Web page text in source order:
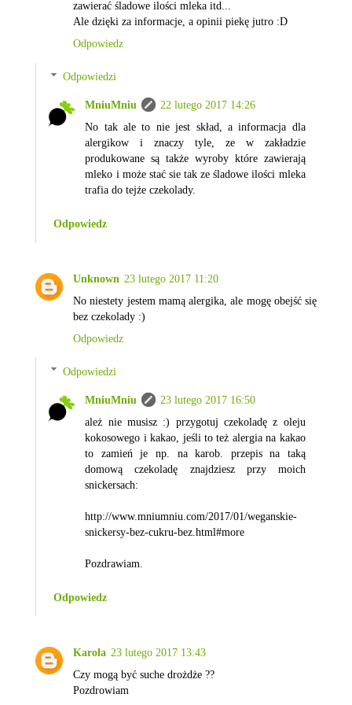
zawierać śladowe ilości mleka itd...
Ale dzięki za informacje, a opinii piekę jutro :D
Odpowiedz
Odpowiedzi
MniuMniu
22 lutego 2017 14:26
No tak ale to nie jest skład, a informacja dla
alergikow i znaczy tyle, ze w zakładzie
produkowane są także wyroby które zawierają
mleko i może stać sie tak ze śladowe ilości mleka
trafia do tejże czekolady.
Odpowiedz
Unknown 23 lutego 2017 11:20
No niestety jestem mamą alergika, ale mogę obejść się
bez czekolady :)
Odpowiedz
Odpowiedzi
MniuMniu
23 lutego 2017 16:50
ależ nie musisz :) przygotuj czekoladę z oleju
kokosowego i kakao, jeśli to też alergia na kakao
to zamień je np. na karob. przepis na taką
domową czekoladę znajdziesz przy moich
snickersach:
http://www.mniumniu.com/2017/01/weganskie-
snickersy-bez-cukru-bez.html#more
Pozdrawiam.
Odpowiedz
Karola 23 lutego 2017 13:43
Czy mogą być suche drożdże ??
Pozdrowiam